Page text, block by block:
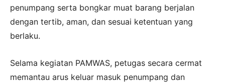
penumpang serta bongkar muat barang berjalan
dengan tertib, aman, dan sesuai ketentuan yang
berlaku.
Selama kegiatan PAMWAS, petugas secara cermat
memantau arus keluar masuk penumpang dan